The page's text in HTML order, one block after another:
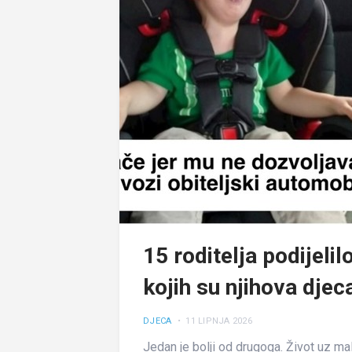
15 roditelja
kojih su njihova
DJECA • 11 LIPNJA 2026
Jedan je bolji od drugoga. Život uz